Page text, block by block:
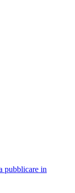
pubblicare in